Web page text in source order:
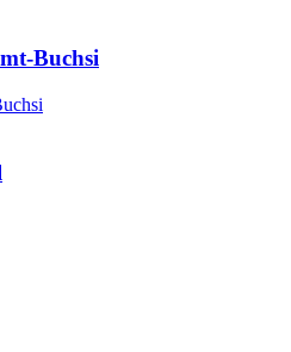
Buchsi